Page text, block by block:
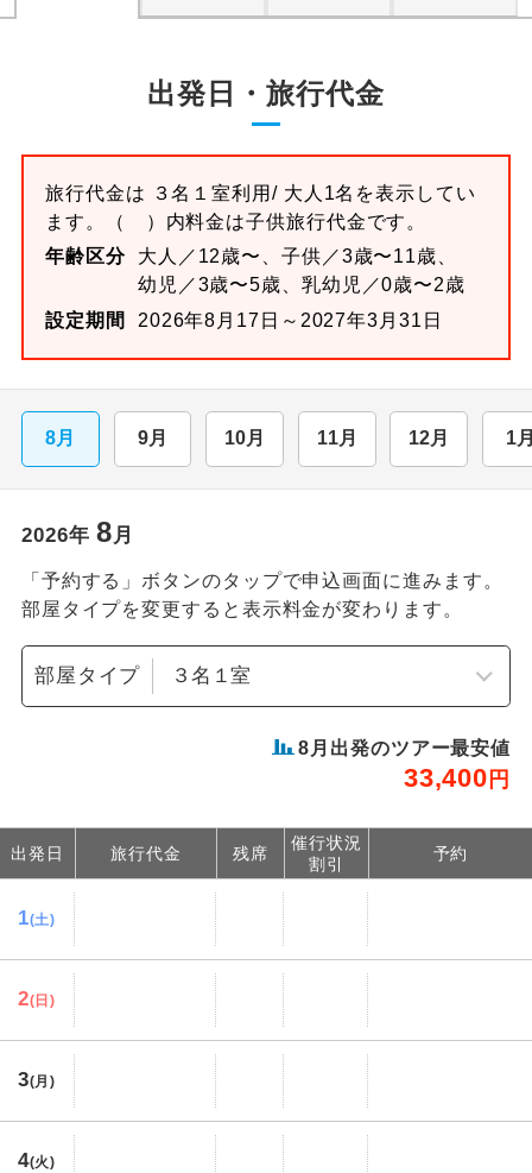
出発日・旅行代金
旅行代金は ３名１室利用/ 大人1名を表示してい
ます。
（ ）内料金は子供旅行代金です。
年齢区分
大人／12歳〜、子供／3歳〜11歳、
幼児／3歳〜5歳、乳幼児／0歳〜2歳
設定期間
2026年8月17日～2027年3月31日
8月 9月 10月 11月 12月 1
2026年 8月
「予約する」ボタンのタップで申込画面に進みます。
部屋タイプを変更すると表示料金が変わります。
部屋タイプ
8 月出発のツアー最安値
33,400 円
出発日 旅行代金 残席
催行状況
割引
予約
1(土)
2(日)
3(月)
4(火)